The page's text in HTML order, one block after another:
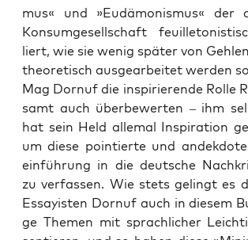
mus« und »Eudä­mo­nis­mus« der
Kon­sum­ge­sell­schaft
liert, wie sie wenig spä­ter von
theo­re­tisch aus­ge­ar­bei­tet wer­den
Mag Dor­nuf die inspi­rie­ren­de Rol­le
samt auch über­be­wer­ten – ihm
hat sein Held alle­mal Inspi­ra­ti­on
um die­se poin­tier­te und
ein­füh­rung in die deut­sche
zu ver­fas­sen. Wie stets gelingt es
Essay­is­ten Dor­nuf auch in die­sem
ge The­men mit sprach­li­cher